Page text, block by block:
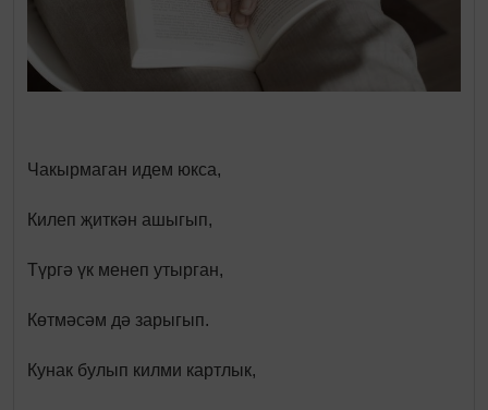
Чакырмаган идем юкса,
Килеп җиткән ашыгып,
Түргә үк менеп утырган,
Көтмәсәм дә зарыгып.
Кунак булып килми картлык,